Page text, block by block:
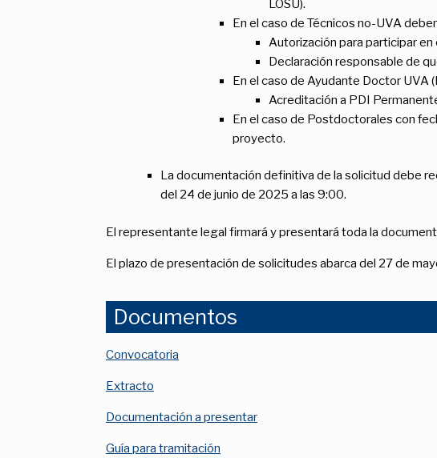
LOSU).
En el caso de Técnicos no-UVA
Autorización para participar
Declaración responsable de
En el caso de Ayudante Doctor UVA
Acreditación a PDI
En el caso de Postdoctorales con
proyecto.
La documentación definitiva de la solicitud debe
del 24 de junio de 2025 a las 9:00.
El representante legal firmará y presentará toda la
El plazo de presentación de solicitudes abarca del 27 de
Documentos
Convocatoria
Extracto
Documentación a presentar
Guía para tramitación